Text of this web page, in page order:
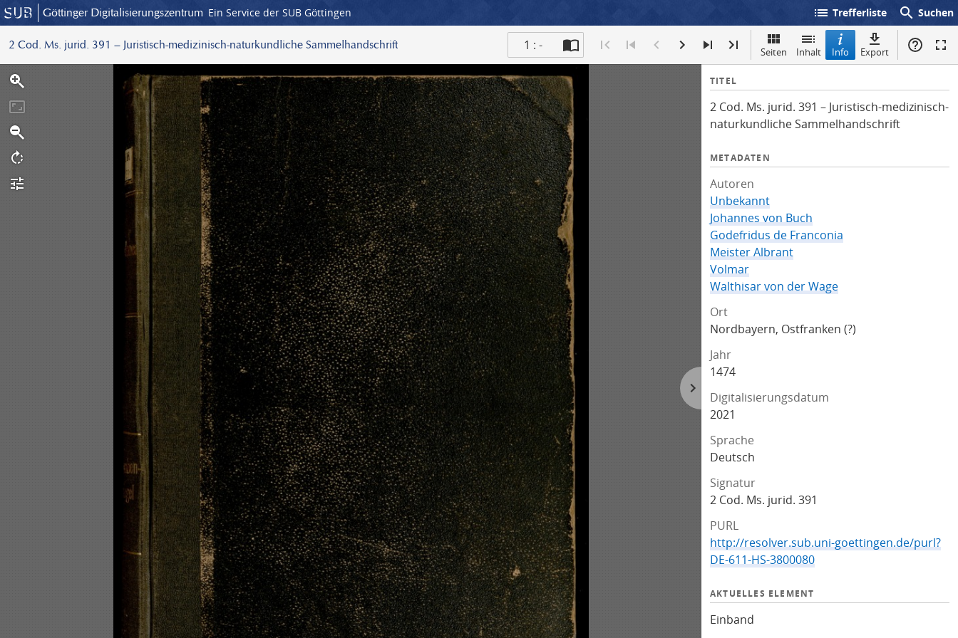
Göttinger Digitalisierungszentrum Ein Service der SUB Göttingen list Trefferliste search Suchen
2 Cod. Ms. jurid. 391 – Juristisch-medizinisch-naturkundliche Sammelhandschrift 1 : - Seiten Inhalt Info Export
I
f
o
TITEL
2 Cod. Ms. jurid. 391 – Juristisch-medizinisch-
naturkundliche Sammelhandschrift
METADATEN
Autoren
Unbekannt
Johannes von Buch
Godefridus de Franconia
Meister Albrant
Volmar
Walthisar von der Wage
Ort
Nordbayern, Ostfranken (?)
Jahr
1474
Digitalisierungsdatum
2021
Sprache
Deutsch
Signatur
2 Cod. Ms. jurid. 391
PURL
http://resolver.sub.uni-goettingen.de/purl?
DE-611-HS-3800080
AKTUELLES ELEMENT
Einband